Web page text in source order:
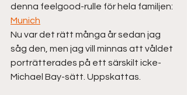
denna feelgood-rulle för hela familjen:
Munich
Nu var det rätt många år sedan jag
såg den, men jag vill minnas att våldet
porträtterades på ett särskilt icke-
Michael Bay-sätt. Uppskattas.